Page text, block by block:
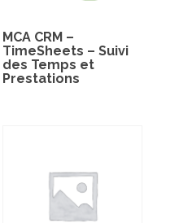
MCA CRM –
TimeSheets – Suivi
des Temps et
Prestations